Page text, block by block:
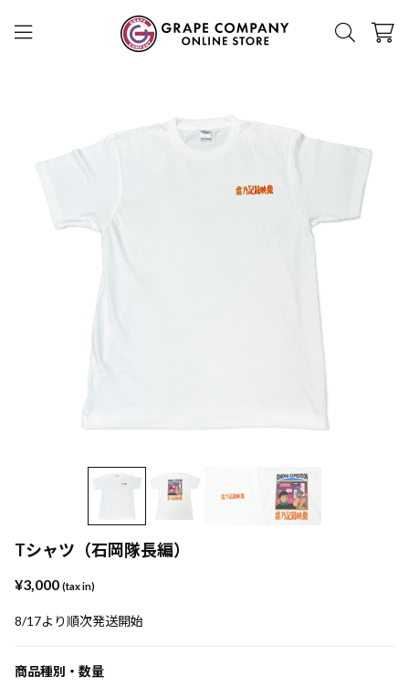
Tシャツ（石岡隊長編）
¥3,000 (tax in)
8/17より順次発送開始
商品種別・数量